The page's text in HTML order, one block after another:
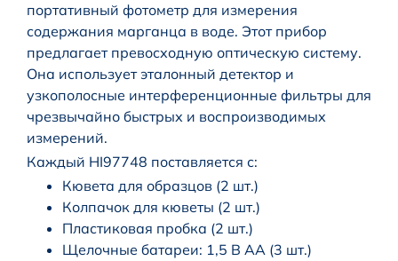
портативный фотометр для измерения
содержания марганца в воде. Этот прибор
предлагает превосходную оптическую систему.
Она использует эталонный детектор и
узкополосные интерференционные фильтры для
чрезвычайно быстрых и воспроизводимых
измерений.
Каждый HI97748 поставляется с:
Кювета для образцов (2 шт.)
Колпачок для кюветы (2 шт.)
Пластиковая пробка (2 шт.)
Щелочные батареи: 1,5 В АА (3 шт.)